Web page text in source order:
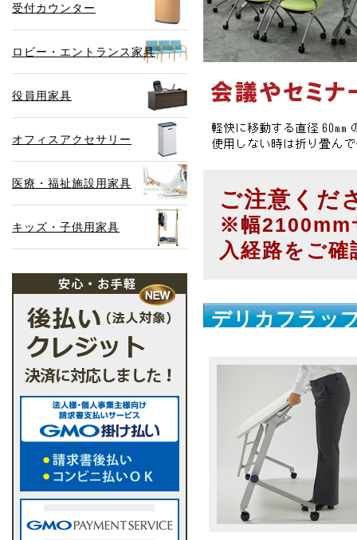
ご注意くだ
※幅2100mm
入経路をご
デリカフラッ
受付カウンター
ロビー・エントランス家具
役員用家具
オフィスアクセサリー
医療・福祉施設用家具
キッズ・子供用家具